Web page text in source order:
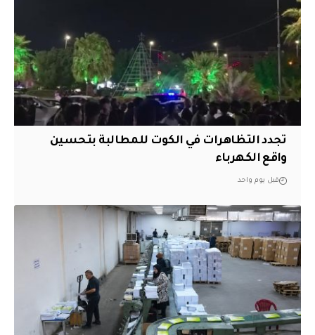
تجدد التظاهرات في الكوت للمطالبة بتحسين
واقع الكهرباء
قبل يوم واحد